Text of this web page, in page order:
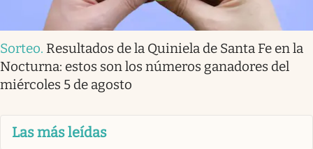
Sorteo. Resultados de la Quiniela de Santa Fe en la
Nocturna: estos son los números ganadores del
miércoles 5 de agosto
Las más leídas